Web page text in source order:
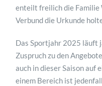
enteilt freilich die
Verbund die Urkunde
Das Sportjahr 2025 läuft
Zuspruch zu den
auch in dieser Saison auf
einem Bereich ist